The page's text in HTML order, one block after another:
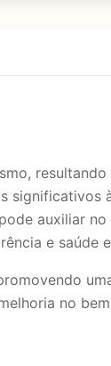
resultando
significativos
auxiliar no
e saúde
no